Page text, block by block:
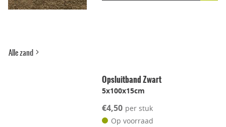
Alle zand
Opsluitband Zwart
5x100x15cm
€4,50 per stuk
Op voorraad